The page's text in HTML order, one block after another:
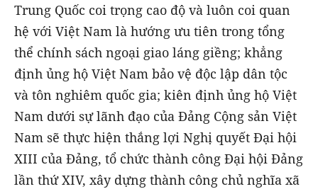
Trung Quốc coi trọng cao độ và luôn coi quan
hệ với Việt Nam là hướng ưu tiên trong tổng
thể chính sách ngoại giao láng giềng; khẳng
định ủng hộ Việt Nam bảo vệ độc lập dân tộc
và tôn nghiêm quốc gia; kiên định ủng hộ Việt
Nam dưới sự lãnh đạo của Đảng Cộng sản Việt
Nam sẽ thực hiện thắng lợi Nghị quyết Đại hội
XIII của Đảng, tổ chức thành công Đại hội Đảng
lần thứ XIV, xây dựng thành công chủ nghĩa xã